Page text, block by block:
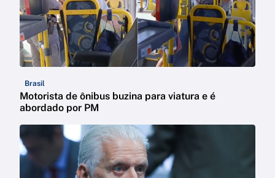
Brasil
Motorista de ônibus buzina para viatura e é
abordado por PM